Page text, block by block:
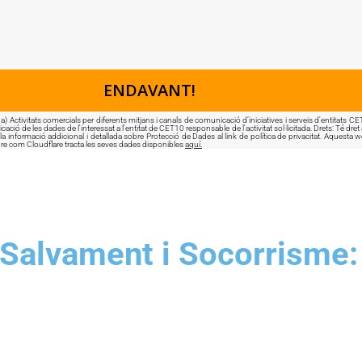
Activitats comercials per diferents mitjans i canals de comunicació d’iniciatives i serveis d'entitats
de les dades de l'interessat a l'entitat de CET10 responsable de l'activitat sol·licitada. Drets: Té
addicional i detallada sobre Protecció de Dades al link de política de privacitat. Aquesta
com Cloudflare tracta les seves dades disponiblesaquí.
i